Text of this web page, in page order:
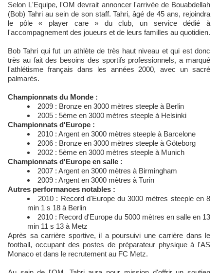
Selon L'Equipe, l'OM devrait annoncer l'arrivée de Bouabdellah
(Bob) Tahri au sein de son staff. Tahri, âgé de 45 ans, rejoindra
le pôle « player care » du club, un service dédié à
l'accompagnement des joueurs et de leurs familles au quotidien.
Bob Tahri qui fut un athlète de très haut niveau et qui est donc
très au fait des besoins des sportifs professionnels, a marqué
l'athlétisme français dans les années 2000, avec un sacré
palmarès.
Championnats du Monde :
2009 : Bronze en 3000 mètres steeple à Berlin
2005 : 5ème en 3000 mètres steeple à Helsinki
Championnats d'Europe :
2010 : Argent en 3000 mètres steeple à Barcelone
2006 : Bronze en 3000 mètres steeple à Göteborg
2002 : 5ème en 3000 mètres steeple à Munich
Championnats d'Europe en salle :
2007 : Argent en 3000 mètres à Birmingham
2009 : Argent en 3000 mètres à Turin
Autres performances notables :
2010 : Record d'Europe du 3000 mètres steeple en 8
min 1 s 18 à Berlin
2010 : Record d'Europe du 5000 mètres en salle en 13
min 11 s 13 à Metz
Après sa carrière sportive, il a poursuivi une carrière dans le
football, occupant des postes de préparateur physique à l'AS
Monaco et dans le recrutement au FC Metz.